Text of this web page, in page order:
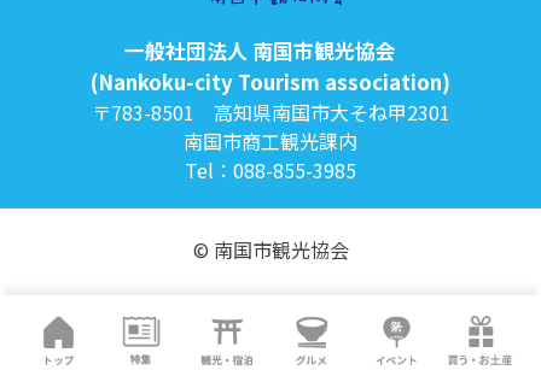
一般社団法人 南国市観光協会
(Nankoku-city Tourism association)
〒783-8501 高知県南国市大そね甲2301
南国市商工観光課内
Tel：088-855-3985
© 南国市観光協会